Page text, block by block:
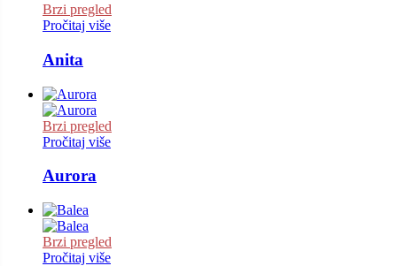
Brzi pregled
Pročitaj više
Anita
Brzi pregled
Pročitaj više
Aurora
Brzi pregled
Pročitaj više